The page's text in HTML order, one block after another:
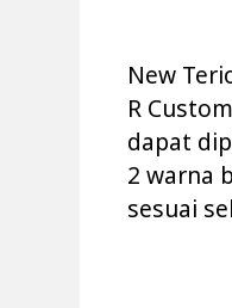
New
R
dapat
2 warna
sesuai